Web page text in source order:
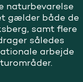
naturbevarelse
gælder både de
samt flere
således
arbejde